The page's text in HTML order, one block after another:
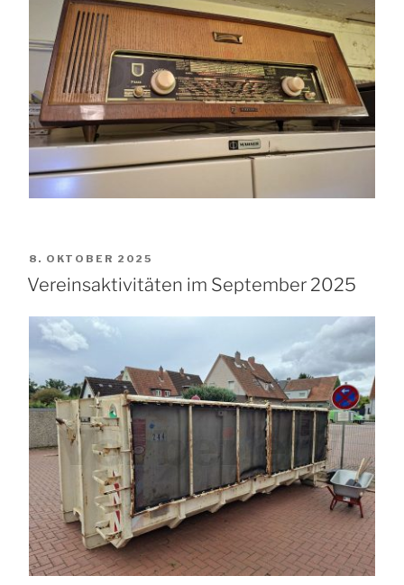
VERÖFFENTLICHT
AM
8. OKTOBER 2025
Vereinsaktivitäten im September 2025